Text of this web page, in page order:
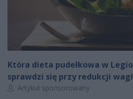
Która dieta pudełkowa w
sprawdzi się przy redukcji
Autor artykułu:
Artykuł sponsorowany